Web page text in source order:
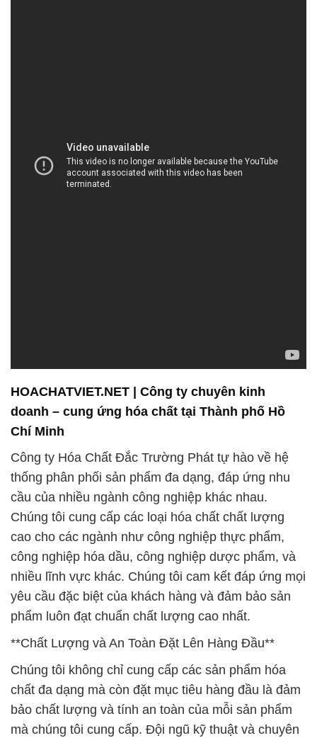
HOACHATVIET.NET | Công ty chuyên kinh
doanh – cung ứng hóa chất tại Thành phố Hồ
Chí Minh
Công ty Hóa Chất Đắc Trường Phát tự hào về hệ
thống phân phối sản phẩm đa dạng, đáp ứng nhu
cầu của nhiều ngành công nghiệp khác nhau.
Chúng tôi cung cấp các loại hóa chất chất lượng
cao cho các ngành như công nghiệp thực phẩm,
công nghiệp hóa dầu, công nghiệp dược phẩm, và
nhiều lĩnh vực khác. Chúng tôi cam kết đáp ứng mọi
yêu cầu đặc biệt của khách hàng và đảm bảo sản
phẩm luôn đạt chuẩn chất lượng cao nhất.
**Chất Lượng và An Toàn Đặt Lên Hàng Đầu**
Chúng tôi không chỉ cung cấp các sản phẩm hóa
chất đa dạng mà còn đặt mục tiêu hàng đầu là đảm
bảo chất lượng và tính an toàn của mỗi sản phẩm
mà chúng tôi cung cấp. Đội ngũ kỹ thuật và chuyên